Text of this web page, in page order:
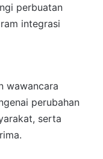
perbuatan
integrasi
wawancara
perubahan
serta